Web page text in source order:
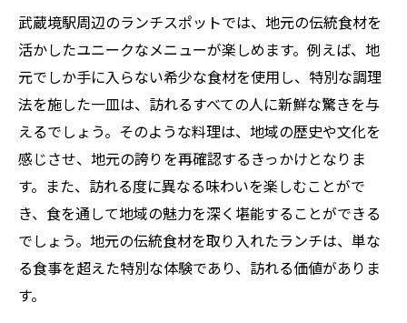
特別な記念日にぴったりのランチ
リラックスできる雰囲気のランチ空間
四季の味覚を楽しめる武蔵境駅のおすすめラン
チ
春の香り豊かな旬野菜を使ったランチ
夏の涼を感じる冷製メニュー特集
秋にぴったりのほっこりメニュー
冬の温もりを感じるあったかランチ
季節のフルーツを使ったスイーツランチ
武蔵境駅周辺のランチスポットでは、地元の伝統食材を
活かしたユニークなメニューが楽しめます。例えば、地
元でしか手に入らない希少な食材を使用し、特別な調理
法を施した一皿は、訪れるすべての人に新鮮な驚きを与
えるでしょう。そのような料理は、地域の歴史や文化を
感じさせ、地元の誇りを再確認するきっかけとなりま
す。また、訪れる度に異なる味わいを楽しむことがで
き、食を通して地域の魅力を深く堪能することができる
でしょう。地元の伝統食材を取り入れたランチは、単な
る食事を超えた特別な体験であり、訪れる価値がありま
す。